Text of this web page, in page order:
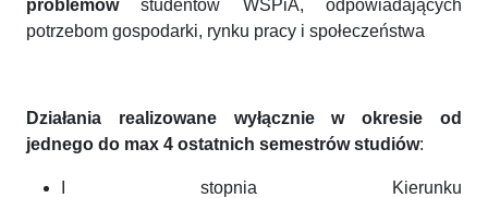
problemówstudentów WSPiA, odpowiadających
potrzebom gospodarki, rynku pracy i społeczeństwa
Działania realizowane wyłącznie w okresie od
jednego do max 4 ostatnich semestrów studiów:
I stopnia Kierunku